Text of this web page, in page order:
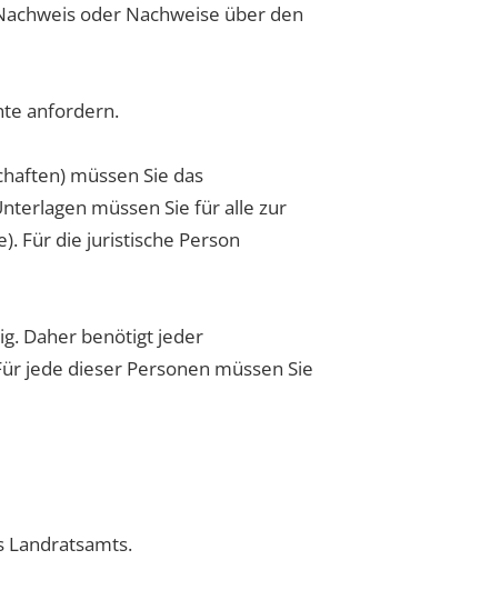
oder Nachweise über den
anfordern.
müssen Sie das
müssen Sie für alle zur
Für die juristische Person
Daher benötigt jeder
jede dieser Personen müssen Sie
Landratsamts.